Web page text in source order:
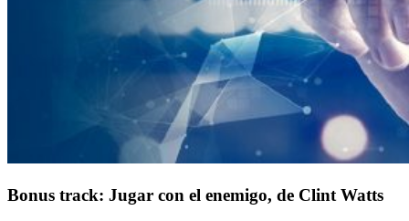
Bonus track: Jugar con el enemigo, de Clint Watts